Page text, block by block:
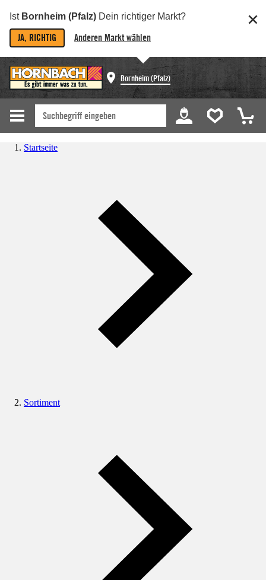
Ist Bornheim (Pfalz) Dein richtiger Markt?
JA, RICHTIG Anderen Markt wählen
Bornheim (Pfalz)
Startseite
Sortiment